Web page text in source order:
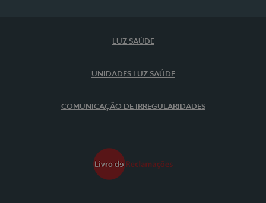
LUZ SAÚDE
UNIDADES LUZ SAÚDE
COMUNICAÇÃO DE IRREGULARIDADES